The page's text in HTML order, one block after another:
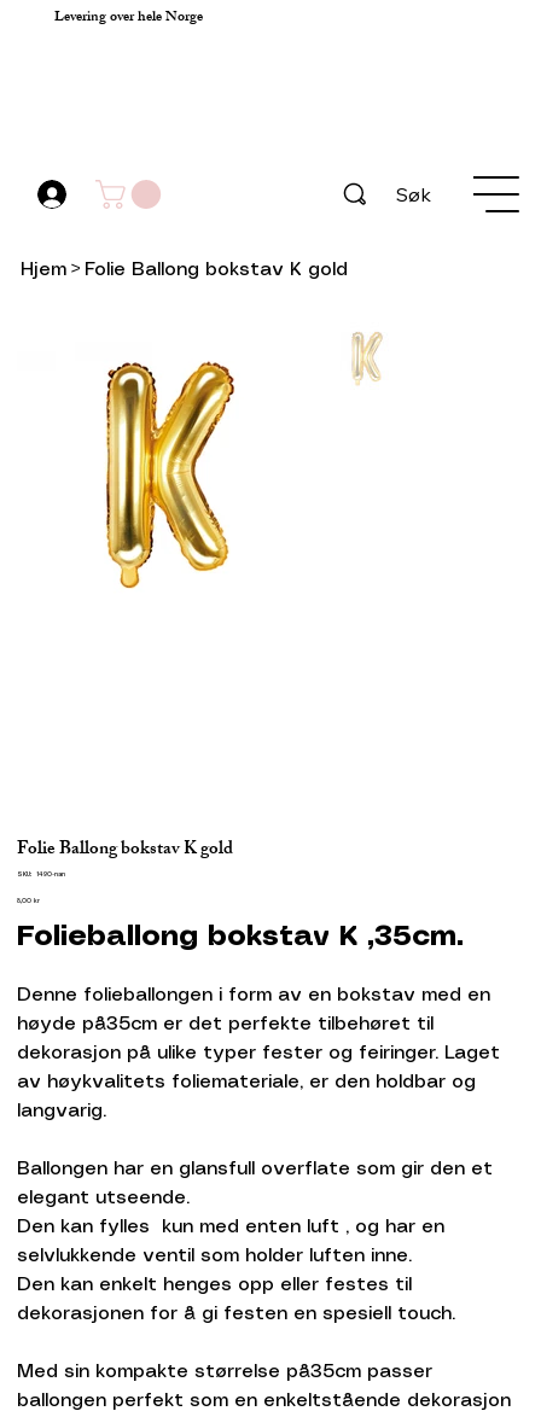
Levering over hele Norge
Søk
Hjem > Folie Ballong bokstav K gold
Folie Ballong bokstav K gold
SKU:
SKU
nan
1490-nan
Pris
8,00 kr
Folieballong bokstav K ,35cm.
Denne folieballongen i form av en bokstav med en
høyde på35cm er det perfekte tilbehøret til
dekorasjon på ulike typer fester og feiringer. Laget
av høykvalitets foliemateriale, er den holdbar og
langvarig.
Ballongen har en glansfull overflate som gir den et
elegant utseende.
Den kan fylles kun med enten luft , og har en
selvlukkende ventil som holder luften inne.
Den kan enkelt henges opp eller festes til
dekorasjonen for å gi festen en spesiell touch.
Med sin kompakte størrelse på35cm passer
ballongen perfekt som en enkeltstående dekorasjon